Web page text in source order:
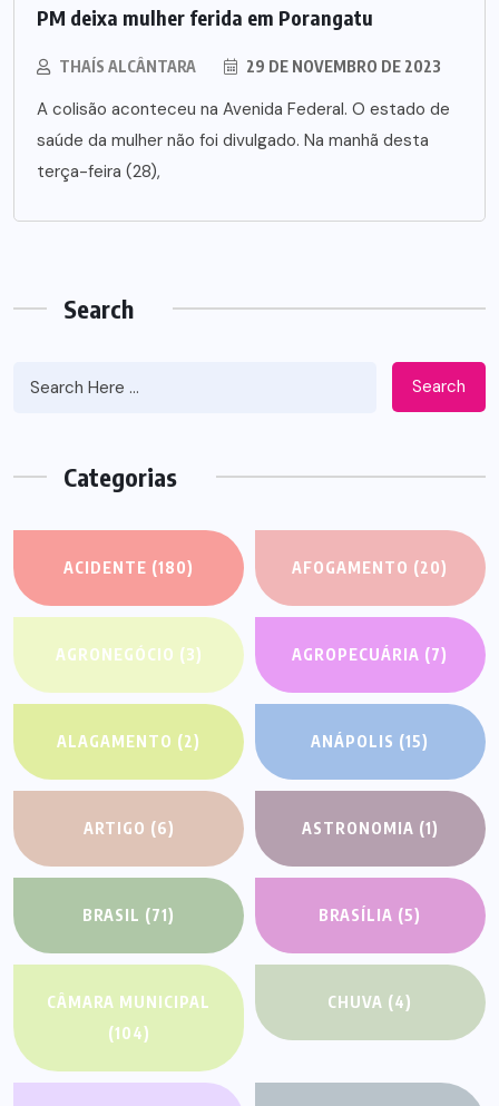
PM deixa mulher ferida em Porangatu
THAÍS ALCÂNTARA 29 DE NOVEMBRO DE 2023
A colisão aconteceu na Avenida Federal. O estado de
saúde da mulher não foi divulgado. Na manhã desta
terça-feira (28),
Search
Search
Categorias
ACIDENTE (180) AFOGAMENTO (20)
AGRONEGÓCIO (3) AGROPECUÁRIA (7)
ALAGAMENTO (2) ANÁPOLIS (15)
ARTIGO (6) ASTRONOMIA (1)
BRASIL (71) BRASÍLIA (5)
CÂMARA MUNICIPAL
(104)
CHUVA (4)